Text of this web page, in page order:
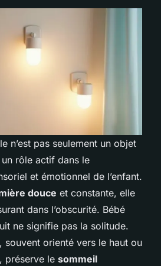
n’est pas seulement un objet
rôle actif dans le
et émotionnel de l’enfant.
douce et constante, elle
dans l’obscurité. Bébé
ne signifie pas la solitude.
souvent orienté vers le haut ou
préserve le sommeil